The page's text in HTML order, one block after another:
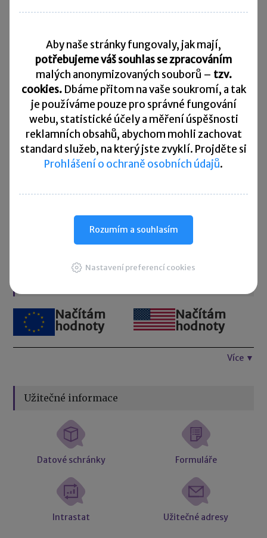
10. 8. 2026
Splatnost daně za červen 2026
20. 8. 2026
Měsíční odvod úhrnu sražených záloh na daň z příjmů
fyzických osob ze závislé činnosti za červenec 2026
20. 8. 2026
Splatnost paušální zálohy
24. 8. 2026
Daňové přiznání a splatnost daně za červenec 2026
Přehled všech termínů ►
Načítám
hodnoty
Načítám
hodnoty
Více ▼
Užitečné informace
Datové schránky Formuláře
Intrastat Užitečné adresy
Aby naše stránky fungovaly, jak mají,
potřebujeme váš souhlas se zpracováním
malých anonymizovaných souborů – tzv.
cookies. Dbáme přitom na vaše soukromí, a tak
je používáme pouze pro správné fungování
webu, statistické účely a měření úspěšnosti
reklamních obsahů, abychom mohli zachovat
standard služeb, na který jste zvyklí. Projděte si
Prohlášení o ochraně osobních údajů.
Rozumím a souhlasím
Nastavení preferencí cookies